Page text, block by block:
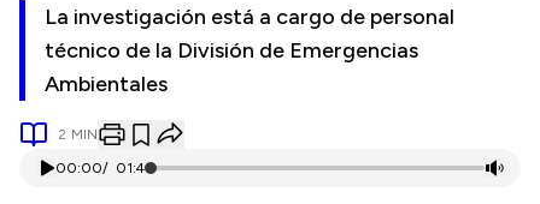
La investigación está a cargo de personal
técnico de la División de Emergencias
Ambientales
2 MIN
00:00/ 01:41